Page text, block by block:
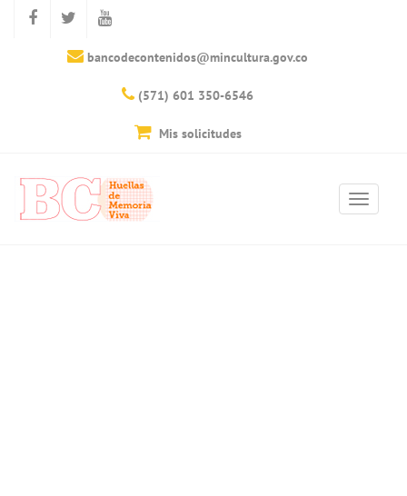
bancodecontenidos@mincultura.gov.co
(571) 601 350-6546
Mis solicitudes